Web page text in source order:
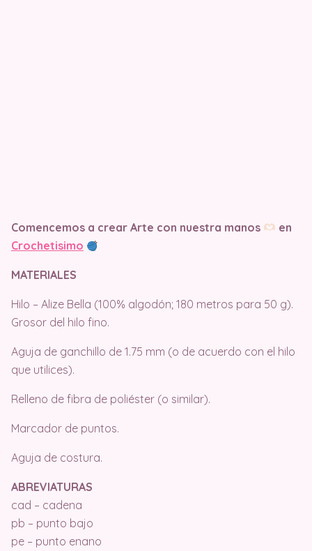
Comencemos a crear Arte con nuestra manos
en
Crochetisimo
MATERIALES
Hilo – Alize Bella (100% algodón; 180 metros para 50 g).
Grosor del hilo fino.
Aguja de ganchillo de 1.75 mm (o de acuerdo con el hilo
que utilices).
Relleno de fibra de poliéster (o similar).
Marcador de puntos.
Aguja de costura.
ABREVIATURAS
cad – cadena
pb – punto bajo
pe – punto enano